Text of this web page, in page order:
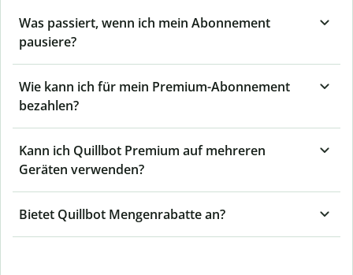
Was passiert, wenn ich mein Abonnement
pausiere?
Wie kann ich für mein Premium-Abonnement
bezahlen?
Kann ich Quillbot Premium auf mehreren
Geräten verwenden?
Bietet Quillbot Mengenrabatte an?